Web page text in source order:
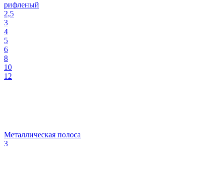
рифленый
2,5
3
4
5
6
8
10
12
Металлическая полоса
3